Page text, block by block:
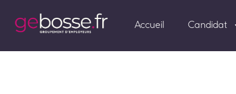
Accueil Candidat